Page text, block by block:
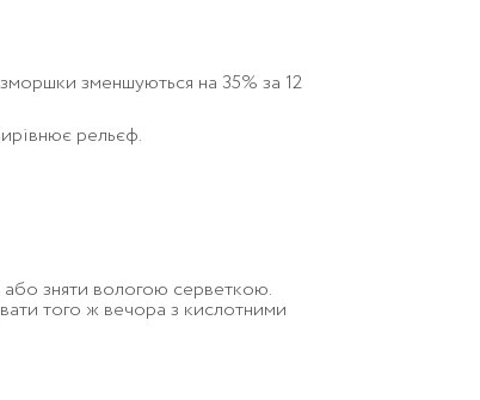
зменшуються на 35% за 12
рельєф.
зняти вологою серветкою.
того ж вечора з кислотними